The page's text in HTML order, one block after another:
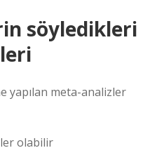
söyledikleri
yapılan meta-analizler
olabilir